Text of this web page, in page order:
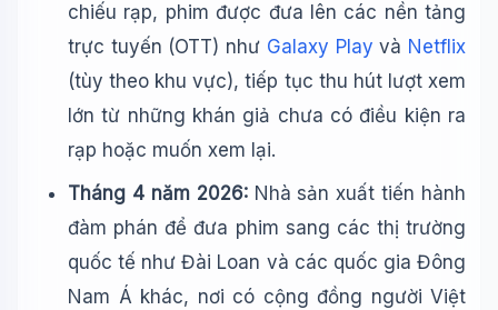
chiếu rạp, phim được đưa lên các nền tảng
trực tuyến (OTT) như Galaxy Play và Netflix
(tùy theo khu vực), tiếp tục thu hút lượt xem
lớn từ những khán giả chưa có điều kiện ra
rạp hoặc muốn xem lại.
Tháng 4 năm 2026:Nhà sản xuất tiến hành
đàm phán để đưa phim sang các thị trường
quốc tế như Đài Loan và các quốc gia Đông
Nam Á khác, nơi có cộng đồng người Việt